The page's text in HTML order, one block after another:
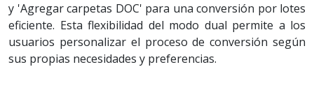
y 'Agregar carpetas DOC' para una conversión por lotes
eficiente. Esta flexibilidad del modo dual permite a los
usuarios personalizar el proceso de conversión según
sus propias necesidades y preferencias.